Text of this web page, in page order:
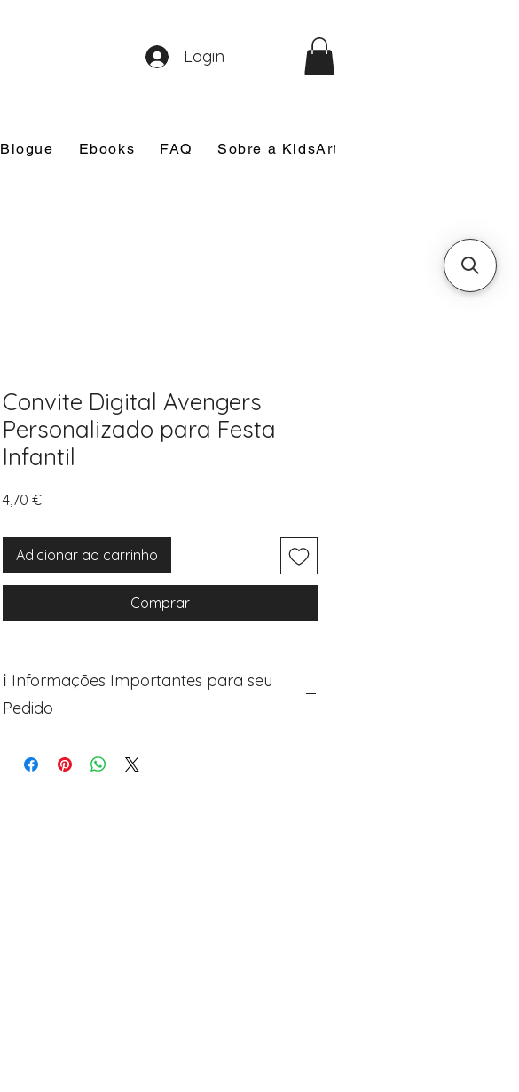
Blogue Ebooks FAQ Sobre a KidsArt
Login
Convite Digital Avengers
Personalizado para Festa
Infantil
4,70 €Preço
Adicionar ao carrinho
Comprar
ℹ️ Informações Importantes para seu
Pedido
Avance para a página de checkout (próximo passo